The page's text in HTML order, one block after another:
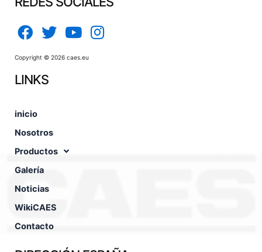
Copyright © 2026 caes.eu
LINKS
inicio
Nosotros
Productos
Galería
Noticias
WikiCAES
Contacto